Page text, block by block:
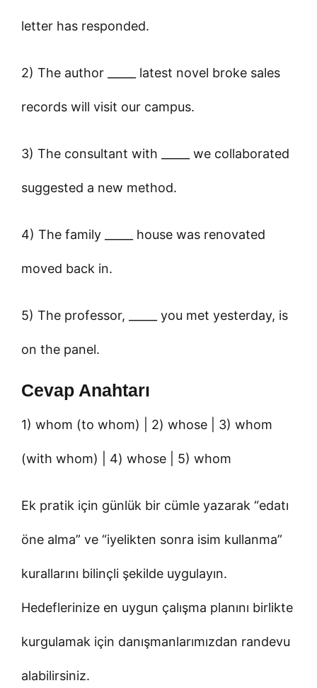
letter has responded.
2) The author _____ latest novel broke sales
records will visit our campus.
3) The consultant with _____ we collaborated
suggested a new method.
4) The family _____ house was renovated
moved back in.
5) The professor, _____ you met yesterday, is
on the panel.
Cevap Anahtarı
1) whom (to whom) | 2) whose | 3) whom
(with whom) | 4) whose | 5) whom
Ek pratik için günlük bir cümle yazarak “edatı
öne alma” ve “iyelikten sonra isim kullanma”
kurallarını bilinçli şekilde uygulayın.
Hedeflerinize en uygun çalışma planını birlikte
kurgulamak için danışmanlarımızdan randevu
alabilirsiniz.